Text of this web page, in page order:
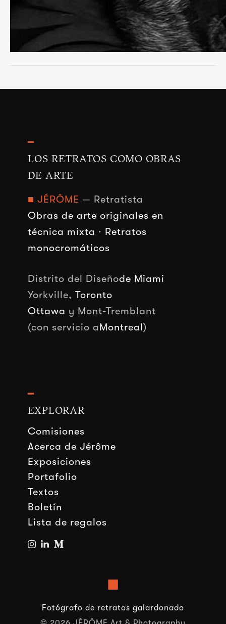
━
LOS RETRATOS COMO OBRAS
DE ARTE
■ JÉRÔME — Retratista
Obras de arte originales en
técnica mixta · Retratos
monocromáticos
Distrito del Diseñode Miami
Yorkville, Toronto
Ottawa y Mont-Tremblant
(con servicio aMontreal)
━
EXPLORAR
Comisiones
Acerca de Jérôme
Exposiciones
Portafolio
Textos
Boletín
Lista de regalos
■
Fotógrafo de retratos galardonado